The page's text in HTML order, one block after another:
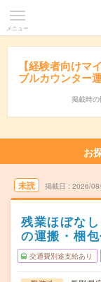
メニュー
【経験者向けマ
ブルカウンター
掲載時の
お
未読 掲載日 2026/
残業ほぼな
の運搬・梱
交通費別途支給あり